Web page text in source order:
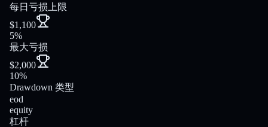
每日亏损上限
$1,100
5%
最大亏损
$2,000
10%
Drawdown 类型
eod
equity
杠杆